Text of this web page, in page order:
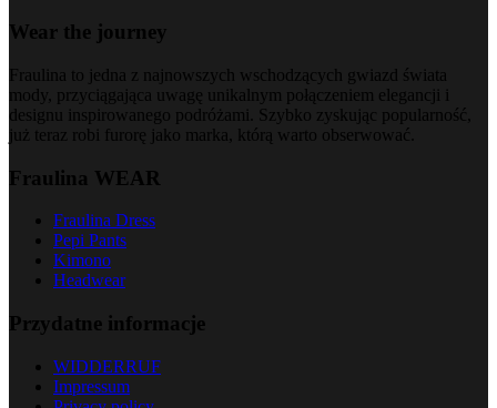
Wear the journey
Fraulina to jedna z najnowszych wschodzących gwiazd świata
mody, przyciągająca uwagę unikalnym połączeniem elegancji i
designu inspirowanego podróżami. Szybko zyskując popularność,
już teraz robi furorę jako marka, którą warto obserwować.
Fraulina WEAR
Fraulina Dress
Pepi Pants
Kimono
Headwear
Przydatne informacje
WIDDERRUF
Impressum